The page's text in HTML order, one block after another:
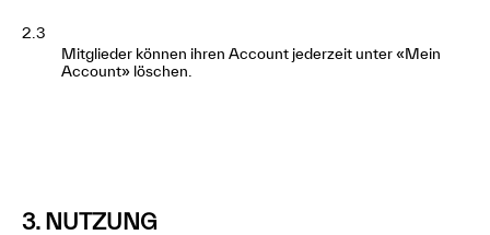
2.3
Mitglieder können ihren Account jederzeit unter «Mein
Account» löschen.
3. NUTZUNG